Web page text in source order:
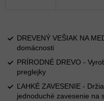
DREVENÝ VEŠIAK NA
domácnosti
PRÍRODNÉ DREVO -
preglejky
ĽAHKÉ ZAVESENIE -
jednoduché zavesenie na